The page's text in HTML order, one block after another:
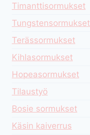
Timanttisormukset
Tungstensormukset
Terässormukset
Kihlasormukset
Hopeasormukset
Tilaustyö
Bosie sormukset
Käsin kaiverrus